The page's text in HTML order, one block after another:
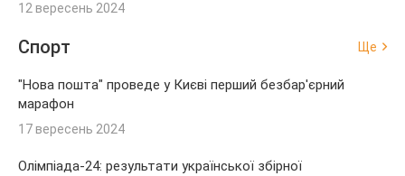
12 вересень 2024
Спорт Ще
"Нова пошта" проведе у Києві перший безбар'єрний
марафон
17 вересень 2024
Олімпіада-24: результати української збірної